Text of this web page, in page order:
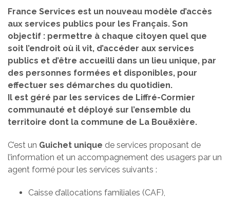
France Services est un nouveau modèle d’accès
aux services publics pour les Français. Son
objectif : permettre à chaque citoyen quel que
soit l’endroit où il vit, d’accéder aux services
publics et d’être accueilli dans un lieu unique, par
des personnes formées et disponibles, pour
effectuer ses démarches du quotidien.
Il est géré par les services de Liffré-Cormier
communauté et déployé sur l’ensemble du
territoire dont la commune de La Bouëxière.
C’est un Guichet unique de services proposant de
l’information et un accompagnement des usagers par un
agent formé pour les services suivants :
Caisse d’allocations familiales (CAF),